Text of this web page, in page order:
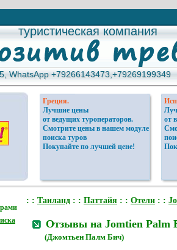
туристическая компания
туристическая компания
WhatsApp +79266143473,+79269199349
WhatsApp +79266143473,+79269199349
Греция.
Лучшие цены
от ведущих туроператоров.
Смотрите цены в нашем модуле
поиска туров
Покупайте по лучшей цене!
от
: : Таиланд : : Паттайя : : Отели : :
Отзывы на Jomtien Palm
(Джомтьен Палм Бич)